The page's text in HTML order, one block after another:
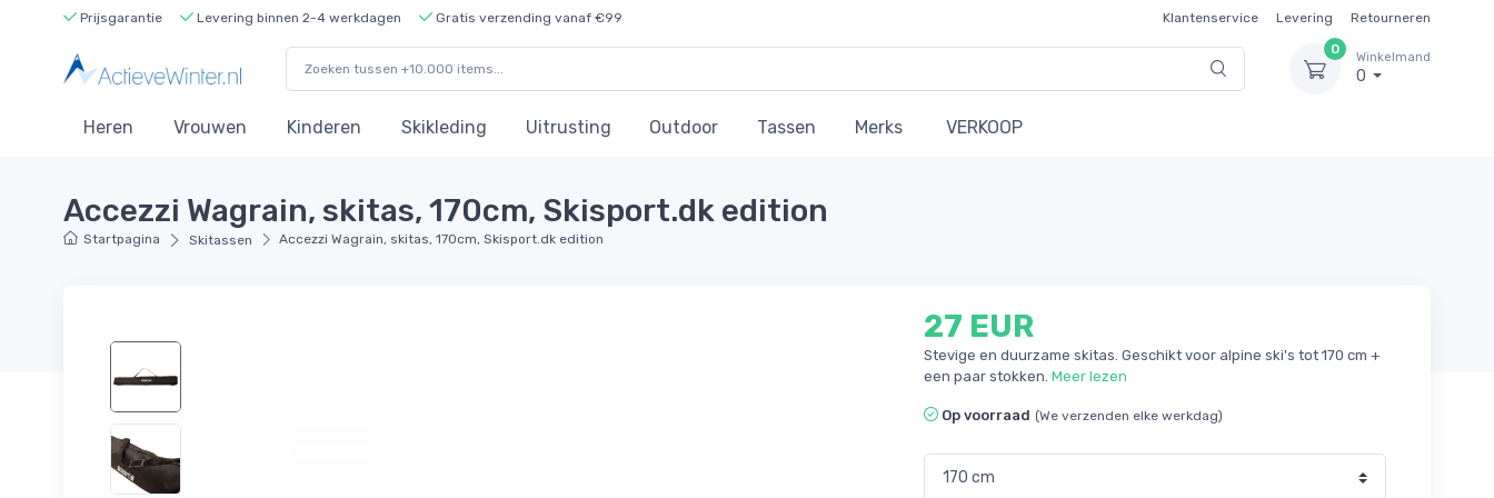
Prijsgarantie Levering binnen 2-4 werkdagen Gratis verzending vanaf €99 Klantenservice Levering
Retourneren
0
Winkelmand
0
Heren Vrouwen Kinderen Skikleding Uitrusting Outdoor Tassen Merks VERKOOP
Accezzi Wagrain, skitas, 170cm, Skisport.dk edition
Startpagina Skitassen Accezzi Wagrain, skitas, 170cm, Skisport.dk edition
27 EUR
Stevige en duurzame skitas. Geschikt voor alpine ski's tot 170 cm +
een paar stokken. Meer lezen
Op voorraad (We verzenden elke werkdag)